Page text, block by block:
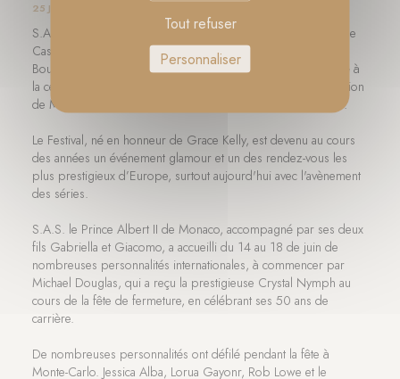
25 JUIN 2019
S.A.R. le Prince Charles de Bourbon des Deux Siciles, Duc de
Castro et Chef de la Maison Royale et S.A.R. Camilla de
Bourbon des Deux Siciles, Duchesse de Castro, ont participé à
la cérémonie de remise des prix du 59e Festival de la Télévision
de Monte-Carlo avec les filles Maria Carolina et Maria Chiara.
Le Festival, né en honneur de Grace Kelly, est devenu au cours
des années un événement glamour et un des rendez-vous les
plus prestigieux d’Europe, surtout aujourd'hui avec l'avènement
des séries.
S.A.S. le Prince Albert II de Monaco, accompagné par ses deux
fils Gabriella et Giacomo, a accueilli du 14 au 18 de juin de
nombreuses personnalités internationales, à commencer par
Michael Douglas, qui a reçu la prestigieuse Crystal Nymph au
cours de la fête de fermeture, en célébrant ses 50 ans de
carrière.
De nombreuses personnalités ont défilé pendant la fête à
Monte-Carlo. Jessica Alba, Lorua Gayonr, Rob Lowe et le
Tout refuser
Personnaliser